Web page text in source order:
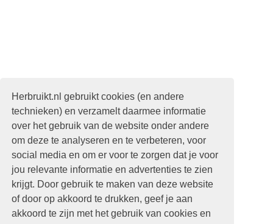
Herbruikt.nl gebruikt cookies (en andere
technieken) en verzamelt daarmee informatie
over het gebruik van de website onder andere
om deze te analyseren en te verbeteren, voor
social media en om er voor te zorgen dat je voor
jou relevante informatie en advertenties te zien
krijgt. Door gebruik te maken van deze website
of door op akkoord te drukken, geef je aan
akkoord te zijn met het gebruik van cookies en